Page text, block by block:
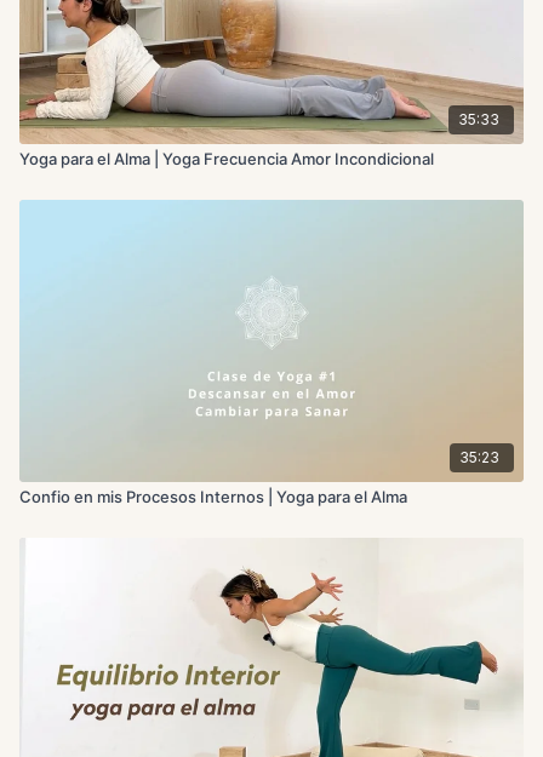
35:33
Yoga para el Alma | Yoga Frecuencia Amor Incondicional
35:23
Confio en mis Procesos Internos | Yoga para el Alma